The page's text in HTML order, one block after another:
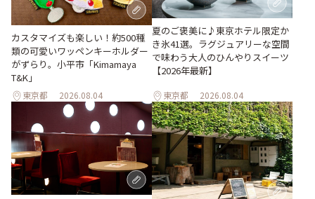
カスタマイズも楽しい！約500種
類の可愛いワッペンキーホルダー
がずらり。小平市「Kimamaya
T&K」
東京都 2026.08.04
夏のご褒美に♪東京ホテル限定か
き氷41選。ラグジュアリーな空間
で味わう大人のひんやりスイーツ
【2026年最新】
東京都 2026.08.04